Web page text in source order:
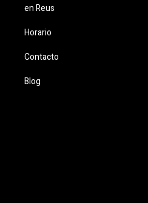
en Reus
Horario
Contacto
Blog